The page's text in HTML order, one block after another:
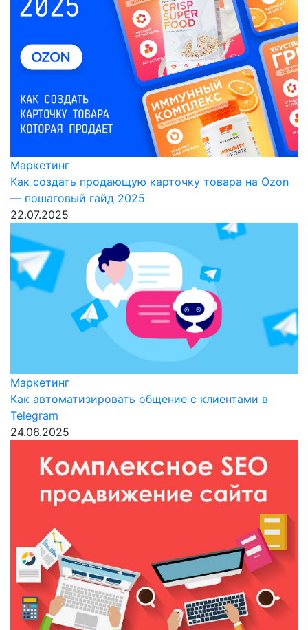
Маркетинг
Как создать продающую карточку товара на Ozon
— пошаговый гайд 2025
22.07.2025
Маркетинг
Как автоматизировать общение с клиентами в
Telegram
24.06.2025